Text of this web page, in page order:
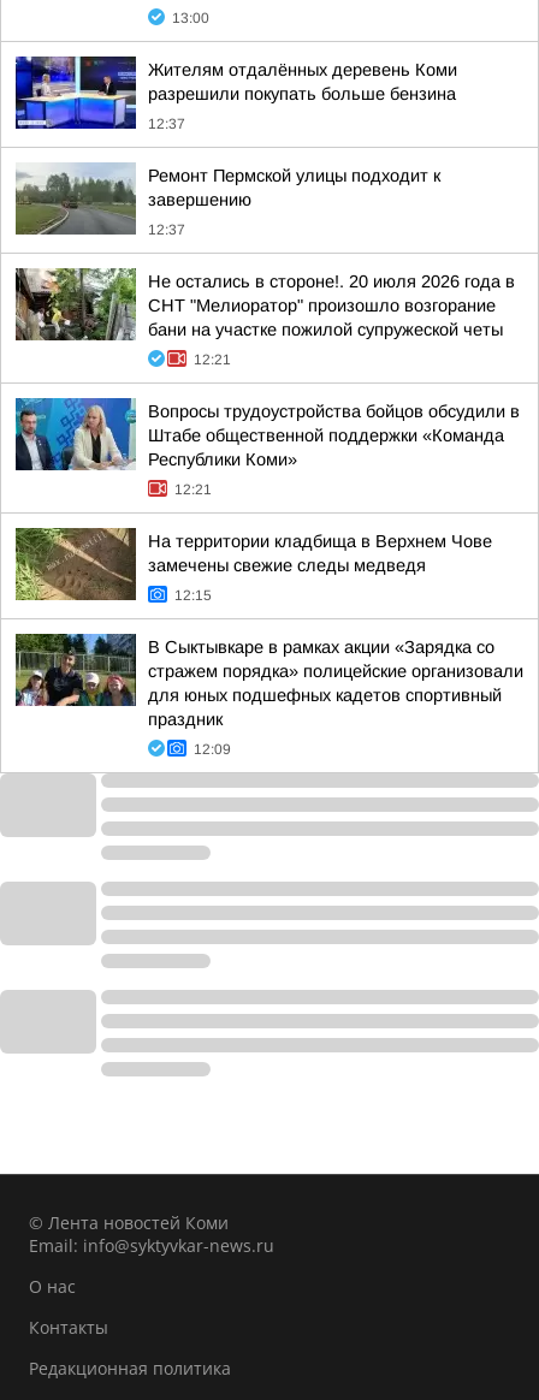
13:00
Жителям отдалённых деревень Коми
разрешили покупать больше бензина
12:37
Ремонт Пермской улицы подходит к
завершению
12:37
Не остались в стороне!. 20 июля 2026 года в
СНТ "Мелиоратор" произошло возгорание
бани на участке пожилой супружеской четы
12:21
Вопросы трудоустройства бойцов обсудили в
Штабе общественной поддержки «Команда
Республики Коми»
12:21
На территории кладбища в Верхнем Чове
замечены свежие следы медведя
12:15
В Сыктывкаре в рамках акции «Зарядка со
стражем порядка» полицейские организовали
для юных подшефных кадетов спортивный
праздник
12:09
© Лента новостей Коми
Email: info@syktyvkar-news.ru
О нас
Контакты
Редакционная политика